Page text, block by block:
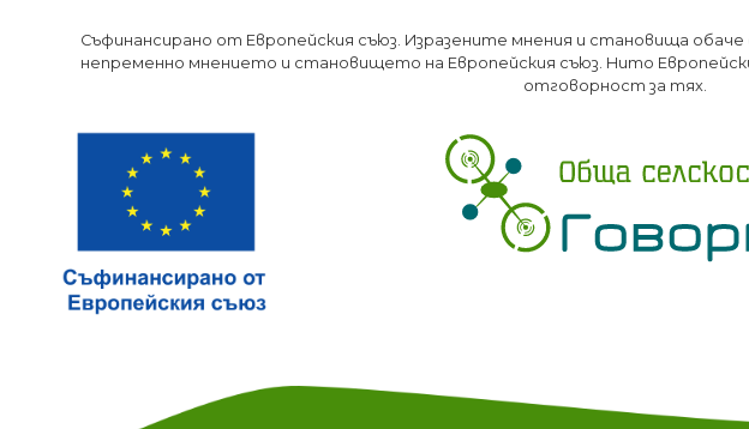
Съфинансирано от Европейския съюз. Изразените мнения и становища
непременно мнението и становището на Европейския съюз. Нито
отговорност за тях.